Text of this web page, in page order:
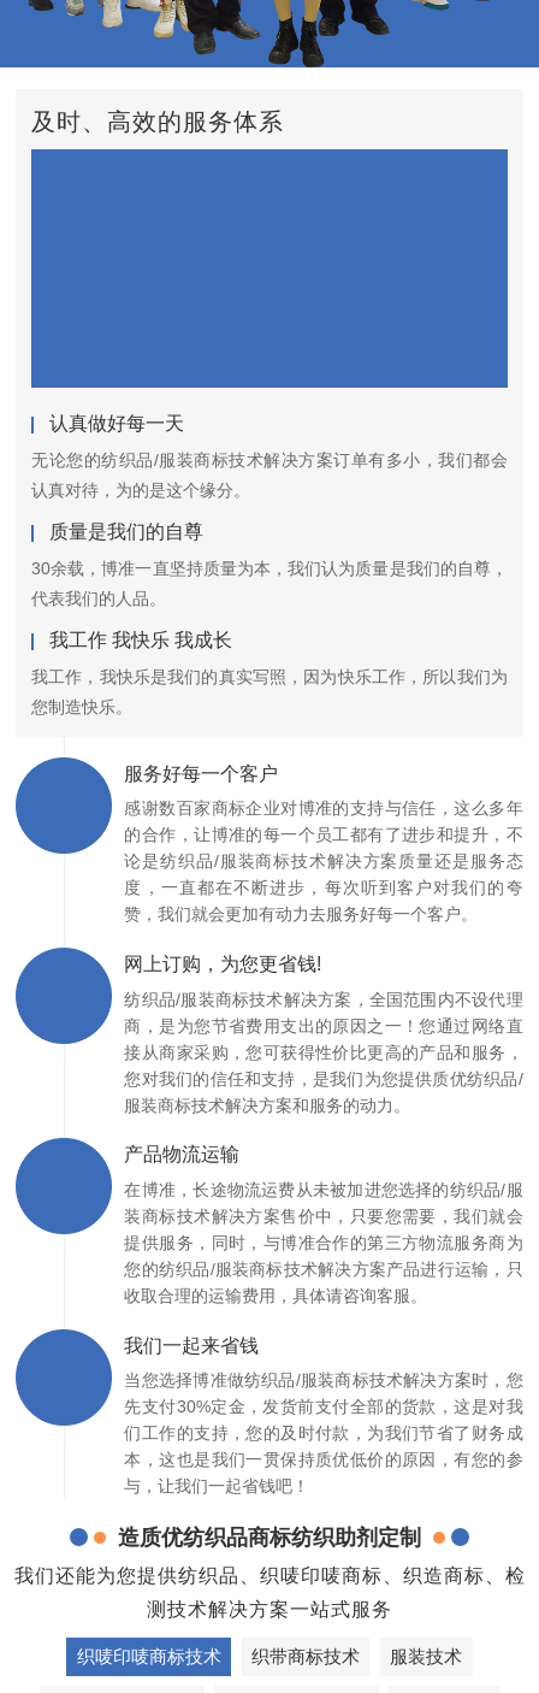
及时、高效的服务体系
认真做好每一天
无论您的纺织品/服装商标技术解决方案订单有多小，我们都会
认真对待，为的是这个缘分。
质量是我们的自尊
30余载，博准一直坚持质量为本，我们认为质量是我们的自尊，
代表我们的人品。
我工作 我快乐 我成长
我工作，我快乐是我们的真实写照，因为快乐工作，所以我们为
您制造快乐。
服务好每一个客户
感谢数百家商标企业对博准的支持与信任，这么多年
的合作，让博准的每一个员工都有了进步和提升，不
论是纺织品/服装商标技术解决方案质量还是服务态
度，一直都在不断进步，每次听到客户对我们的夸
赞，我们就会更加有动力去服务好每一个客户。
网上订购，为您更省钱!
纺织品/服装商标技术解决方案，全国范围内不设代理
商，是为您节省费用支出的原因之一！您通过网络直
接从商家采购，您可获得性价比更高的产品和服务，
您对我们的信任和支持，是我们为您提供质优纺织品/
服装商标技术解决方案和服务的动力。
产品物流运输
在博准，长途物流运费从未被加进您选择的纺织品/服
装商标技术解决方案售价中，只要您需要，我们就会
提供服务，同时，与博准合作的第三方物流服务商为
您的纺织品/服装商标技术解决方案产品进行运输，只
收取合理的运输费用，具体请咨询客服。
我们一起来省钱
当您选择博准做纺织品/服装商标技术解决方案时，您
先支付30%定金，发货前支付全部的货款，这是对我
们工作的支持，您的及时付款，为我们节省了财务成
本，这也是我们一贯保持质优低价的原因，有您的参
与，让我们一起省钱吧！
造质优纺织品商标纺织助剂定制
我们还能为您提供纺织品、织唛印唛商标、织造商标、检
测技术解决方案一站式服务
织唛印唛商标技术 织带商标技术 服装技术